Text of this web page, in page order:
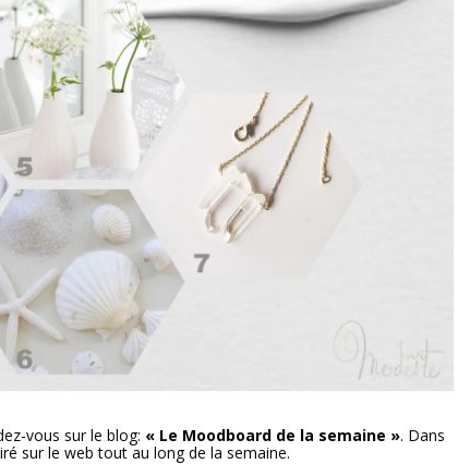
vous sur le blog: « Le Moodboard de la semaine ». Dans
sur le web tout au long de la semaine.